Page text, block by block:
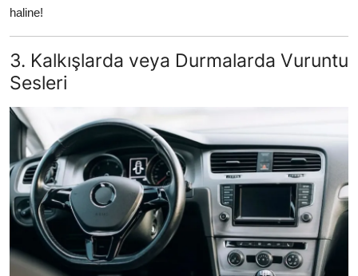
haline!
3. Kalkışlarda veya Durmalarda Vuruntu
Sesleri